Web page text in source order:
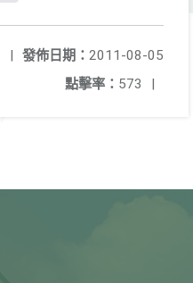
發佈日期： 2011-08-05
|
點擊率： 573 |